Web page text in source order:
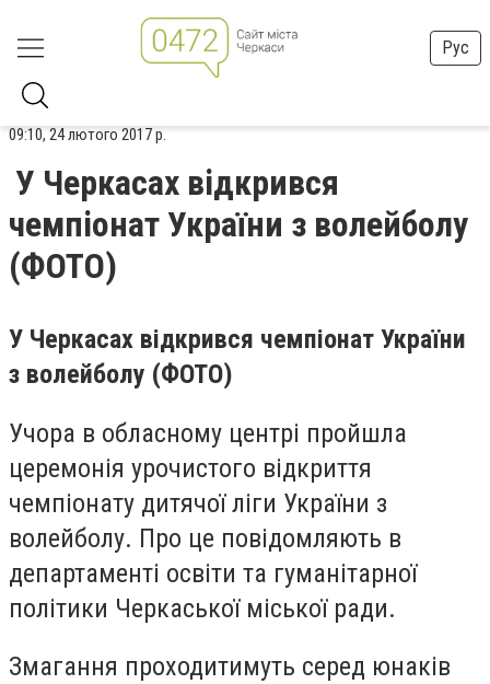
Рус
09:10, 24 лютого 2017 р.
У Черкасах відкрився
чемпіонат України з волейболу
(ФОТО)
У Черкасах відкрився чемпіонат України
з волейболу (ФОТО)
Учора в обласному центрі пройшла
церемонія урочистого відкриття
чемпіонату дитячої ліги України з
волейболу. Про це повідомляють в
департаменті освіти та гуманітарної
політики Черкаської міської ради.
Змагання проходитимуть серед юнаків